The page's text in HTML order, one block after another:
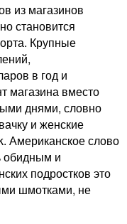
из магазинов
становится
Крупные
в год и
магазина вместо
днями, словно
и женские
Американское слово
обидным и
подростков это
шмотками, не